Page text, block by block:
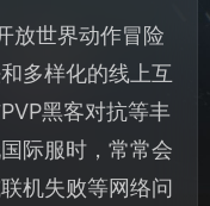
放世界动作冒险
多样化的线上互
黑客对抗等丰
际服时，常常会
机失败等网络问